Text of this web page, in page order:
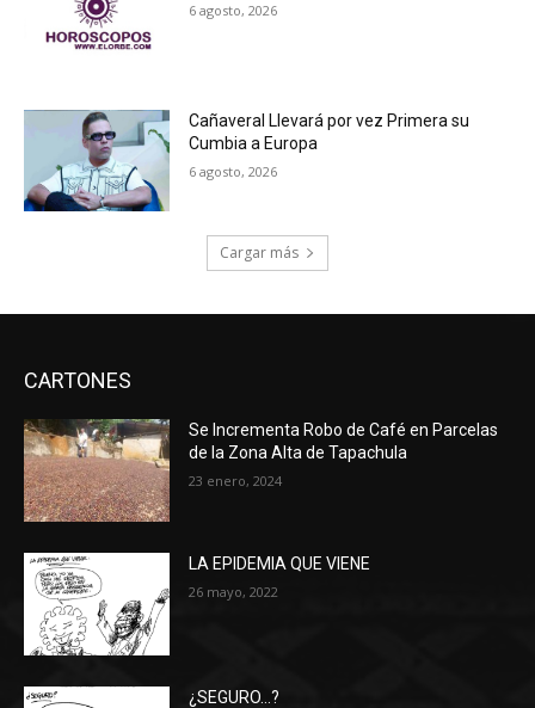
6 agosto, 2026
Cañaveral Llevará por vez Primera su
Cumbia a Europa
6 agosto, 2026
Cargar más
CARTONES
Se Incrementa Robo de Café en Parcelas
de la Zona Alta de Tapachula
23 enero, 2024
LA EPIDEMIA QUE VIENE
26 mayo, 2022
¿SEGURO…?